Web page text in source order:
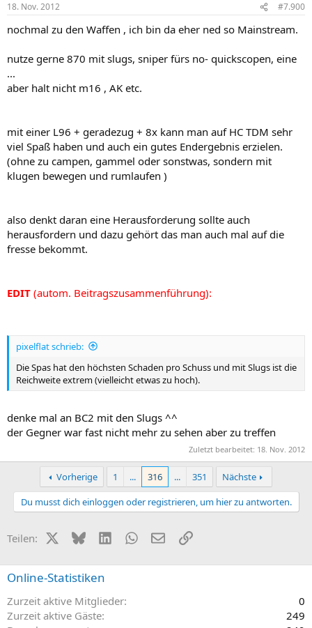
18. Nov. 2012 #7.900
nochmal zu den Waffen , ich bin da eher ned so Mainstream.
nutze gerne 870 mit slugs, sniper fürs no- quickscopen, eine
...
aber halt nicht m16 , AK etc.
mit einer L96 + geradezug + 8x kann man auf HC TDM sehr
viel Spaß haben und auch ein gutes Endergebnis erzielen.
(ohne zu campen, gammel oder sonstwas, sondern mit
klugen bewegen und rumlaufen )
also denkt daran eine Herausforderung sollte auch
herausfordern und dazu gehört das man auch mal auf die
fresse bekommt.
EDIT (autom. Beitragszusammenführung):
pixelflat schrieb:
Die Spas hat den höchsten Schaden pro Schuss und mit Slugs ist die
Reichweite extrem (vielleicht etwas zu hoch).
denke mal an BC2 mit den Slugs ^^
der Gegner war fast nicht mehr zu sehen aber zu treffen
Zuletzt bearbeitet: 18. Nov. 2012
Vorherige 1 ... 316 ... 351
Nächste
Du musst dich einloggen oder registrieren, um hier zu antworten.
Teilen: X (Twitter)
BlueskyLinkedInWhatsApp
E-MailLink
Online-Statistiken
Zurzeit aktive Mitglieder
0
Zurzeit aktive Gäste
249